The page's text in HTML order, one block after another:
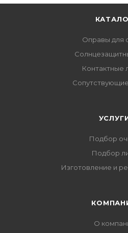
Оправы для
Контактные
Подбор
Подбор
Изготовление и
О